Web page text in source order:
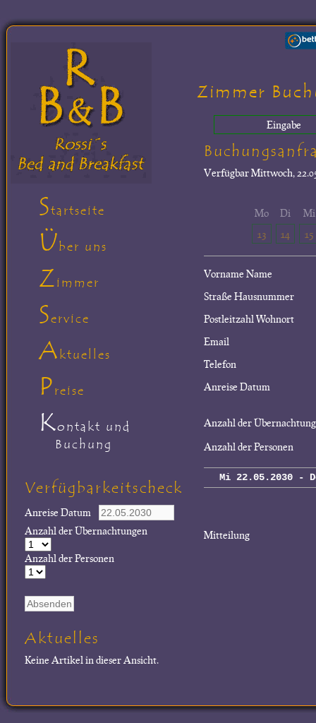
Zimmer
Eingabe
VerfügbarMittwoch,
Mo
13
Di
14
Mi
15
Vorname Name
Straße Hausnummer
Postleitzahl Wohnort
Email
Telefon
Anreise Datum
Anzahl der
Anzahl der Personen
Mi 22.05.2030 -
Mitteilung
Startseite
Über uns
Zimmer
Service
Aktuelles
Preise
Kontakt und
Buchung
Verfügbarkeitscheck
Anreise Datum
Anzahl der Übernachtungen
Anzahl der Personen
Aktuelles
Keine Artikel in dieser Ansicht.